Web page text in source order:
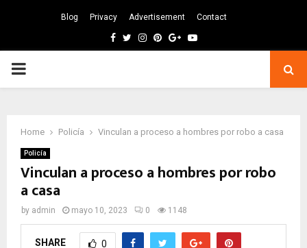
Blog Privacy Advertisement Contact
Facebook
TwitterInstagram
Pinterest
GoogleYoutube
PRIMARY
Home Policía Vinculan a proceso a hombres por robo a casa
Policía
Vinculan a proceso a hombres por robo
a casa
by admin mayo 10, 2023 0 1148
SHARE 0